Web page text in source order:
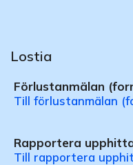
Lostia
Förlustanmälan
Till förlustanmälan
Rapportera
Till rapportera